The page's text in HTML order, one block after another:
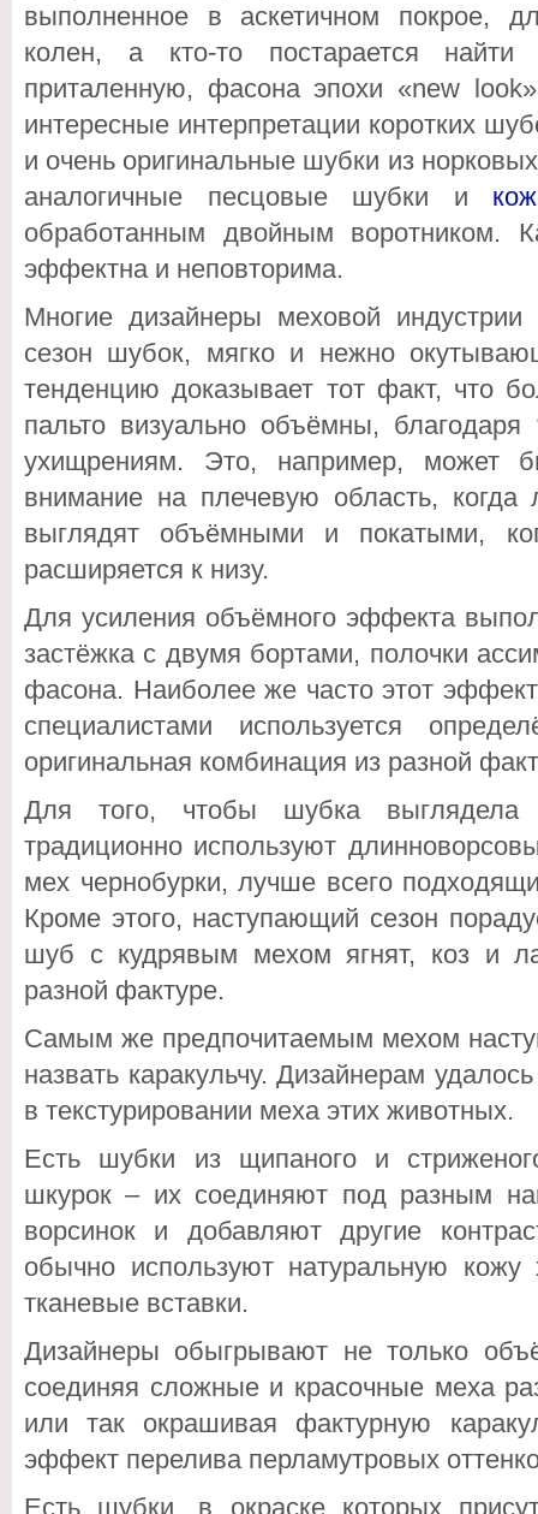
выполненное в аскетичном покрое,
колен, а кто-то постарается
приталенную, фасона эпохи «new
интересные интерпретации коротких
и очень оригинальные шубки из
аналогичные песцовые шубки и
обработанным двойным воротником.
эффектна и неповторима.
Многие дизайнеры меховой
сезон шубок, мягко и нежно
тенденцию доказывает тот факт, что
пальто визуально объёмны,
ухищрениям. Это, например, может
внимание на плечевую область,
выглядят объёмными и покатыми,
расширяется к низу.
Для усиления объёмного эффекта
застёжка с двумя бортами, полочки
фасона. Наиболее же часто этот эффект
специалистами используется
оригинальная комбинация из разной
Для того, чтобы шубка
традиционно используют
мех чернобурки, лучше всего
Кроме этого, наступающий сезон
шуб с кудрявым мехом ягнят, коз и
разной фактуре.
Самым же предпочитаемым мехом
назвать каракульчу. Дизайнерам
в текстурировании меха этих животных.
Есть шубки из щипаного и
шкурок – их соединяют под разным
ворсинок и добавляют другие
обычно используют натуральную
тканевые вставки.
Дизайнеры обыгрывают не только
соединяя сложные и красочные меха
или так окрашивая фактурную
эффект перелива перламутровых
Есть шубки, в окраске которых